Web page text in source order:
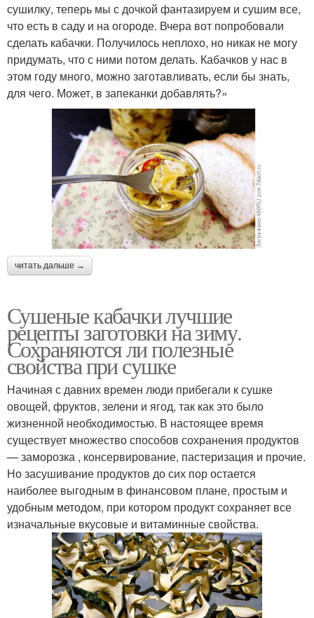
сушилку, теперь мы с дочкой фантазируем и сушим все,
что есть в саду и на огороде. Вчера вот попробовали
сделать кабачки. Получилось неплохо, но никак не могу
придумать, что с ними потом делать. Кабачков у нас в
этом году много, можно заготавливать, если бы знать,
для чего. Может, в запеканки добавлять?»
читать дальше →
Сушеные кабачки лучшие
рецепты заготовки на зиму.
Сохраняются ли полезные
свойства при сушке
Начиная с давних времен люди прибегали к сушке
овощей, фруктов, зелени и ягод, так как это было
жизненной необходимостью. В настоящее время
существует множество способов сохранения продуктов
— заморозка , консервирование, пастеризация и прочие.
Но засушивание продуктов до сих пор остается
наиболее выгодным в финансовом плане, простым и
удобным методом, при котором продукт сохраняет все
изначальные вкусовые и витаминные свойства.